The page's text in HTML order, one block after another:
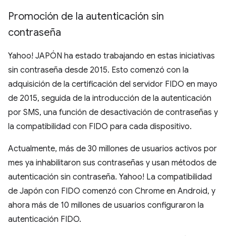
Promoción de la autenticación sin
contraseña
Yahoo! JAPÓN ha estado trabajando en estas iniciativas
sin contraseña desde 2015. Esto comenzó con la
adquisición de la certificación del servidor FIDO en mayo
de 2015, seguida de la introducción de la autenticación
por SMS, una función de desactivación de contraseñas y
la compatibilidad con FIDO para cada dispositivo.
Actualmente, más de 30 millones de usuarios activos por
mes ya inhabilitaron sus contraseñas y usan métodos de
autenticación sin contraseña. Yahoo! La compatibilidad
de Japón con FIDO comenzó con Chrome en Android, y
ahora más de 10 millones de usuarios configuraron la
autenticación FIDO.